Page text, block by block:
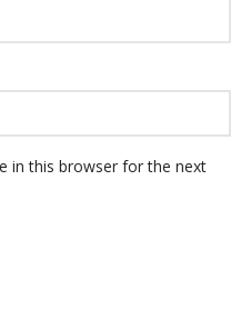
in this browser for the next